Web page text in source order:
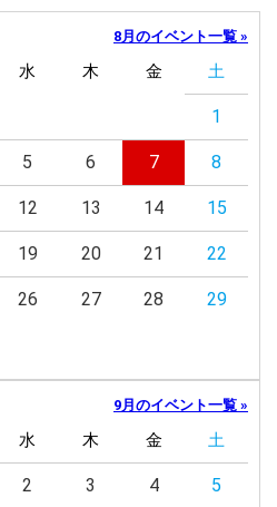
8月のイベント一覧 »
水 木 金 土
1
5 6 7 8
12 13 14 15
19 20 21 22
26 27 28 29
9月のイベント一覧 »
水 木 金 土
2 3 4 5